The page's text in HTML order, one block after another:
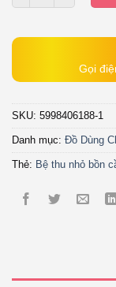
Gọi
SKU: 5998406188-1
Danh mục: Đồ Dùng
Thẻ: Bệ thu nhỏ bồn